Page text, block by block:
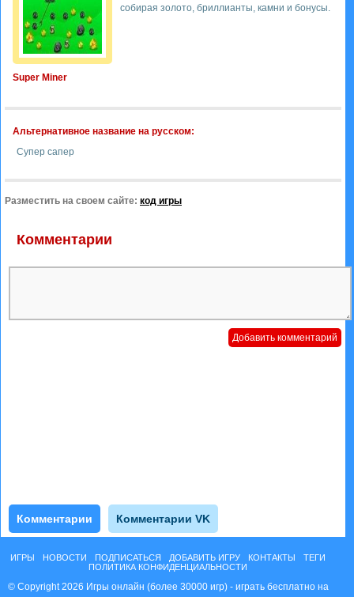
Super Miner
собирая золото, бриллианты, камни и бонусы.
Альтернативное название на русском:
Супер сапер
Разместить на своем сайте: код игры
Комментарии
Комментарии Комментарии VK
ИГРЫ НОВОСТИ ПОДПИСАТЬСЯ ДОБАВИТЬ ИГРУ КОНТАКТЫ
ТЕГИ
ПОЛИТИКА КОНФИДЕНЦИАЛЬНОСТИ
© Copyright 2026 Игры онлайн (более 30000 игр) - играть бесплатно на